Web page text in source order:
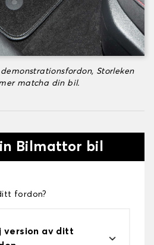
Storleken
matcha din bil.
Bilmattor bil
fordon?
version av ditt